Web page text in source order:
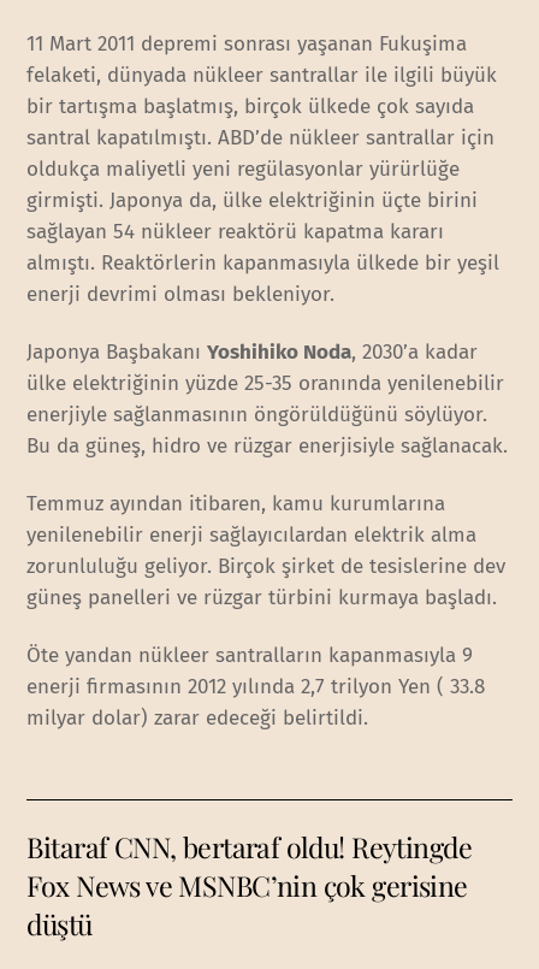
11 Mart 2011 depremi sonrası yaşanan Fukuşima
felaketi, dünyada nükleer santrallar ile ilgili büyük
bir tartışma başlatmış, birçok ülkede çok sayıda
santral kapatılmıştı. ABD’de nükleer santrallar için
oldukça maliyetli yeni regülasyonlar yürürlüğe
girmişti. Japonya da, ülke elektriğinin üçte birini
sağlayan 54 nükleer reaktörü kapatma kararı
almıştı. Reaktörlerin kapanmasıyla ülkede bir yeşil
enerji devrimi olması bekleniyor.
Japonya BaşbakanıYoshihiko Noda, 2030’a kadar
ülke elektriğinin yüzde 25-35 oranında yenilenebilir
enerjiyle sağlanmasının öngörüldüğünü söylüyor.
Bu da güneş, hidro ve rüzgar enerjisiyle sağlanacak.
Temmuz ayından itibaren, kamu kurumlarına
yenilenebilir enerji sağlayıcılardan elektrik alma
zorunluluğu geliyor. Birçok şirket de tesislerine dev
güneş panelleri ve rüzgar türbini kurmaya başladı.
Öte yandan nükleer santralların kapanmasıyla 9
enerji firmasının 2012 yılında 2,7 trilyon Yen ( 33.8
milyar dolar) zarar edeceği belirtildi.
Bitaraf CNN, bertaraf oldu! Reytingde
Fox News ve MSNBC’nin çok gerisine
düştü